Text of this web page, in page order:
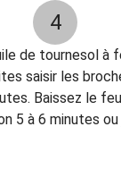
4
de tournesol à
saisir les
Baissez le
5 à 6 minutes ou